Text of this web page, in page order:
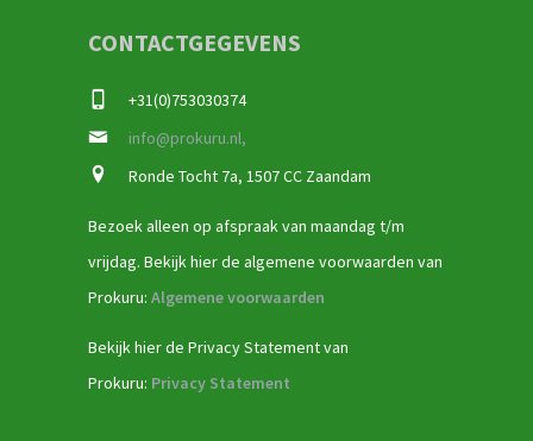
CONTACTGEGEVENS
+31(0)753030374
info@prokuru.nl,
Ronde Tocht 7a, 1507 CC Zaandam
Bezoek alleen op afspraak van maandag t/m
vrijdag. Bekijk hier de algemene voorwaarden van
Prokuru: Algemene voorwaarden
Bekijk hier de Privacy Statement van
Prokuru: Privacy Statement